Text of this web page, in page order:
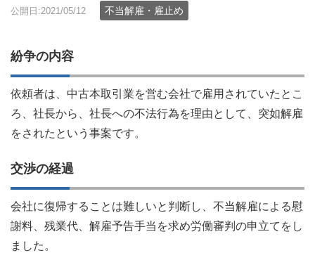
公開日:2021/05/12 不当解雇・雇止め
紛争の内容
依頼者は、中古本取引業を営む会社で雇用されていたとこ
ろ、社長から、社長への不法行為を理由として、突如解雇
をされたという事案です。
交渉の経過
会社に復帰することは難しいと判断し、不当解雇による慰
謝料、残業代、解雇予告手当を求め労働審判の申立てをし
ました。